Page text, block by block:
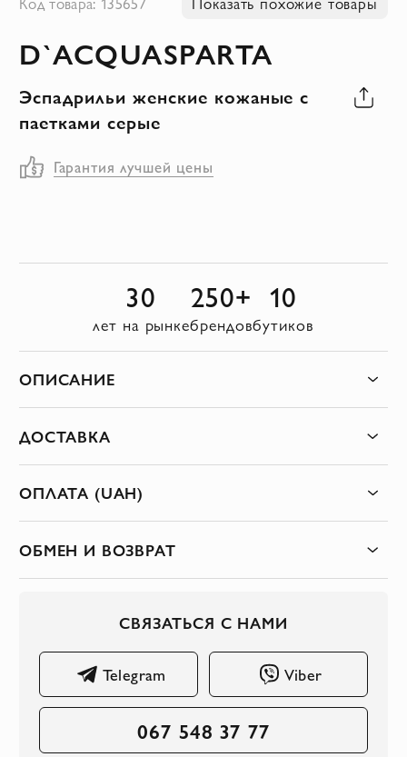
началу
изображений
D`ACQUASPARTA
Эспадрильи женские кожаные с
паетками серые
Гарантия лучшей цены
30
лет на рынке
250+
брендов
10
бутиков
ОПИСАНИЕ
ДОСТАВКА
ОПЛАТА (UAH)
ОБМЕН И ВОЗВРАТ
СВЯЗАТЬСЯ С НАМИ
Telegram Viber
067 548 37 77